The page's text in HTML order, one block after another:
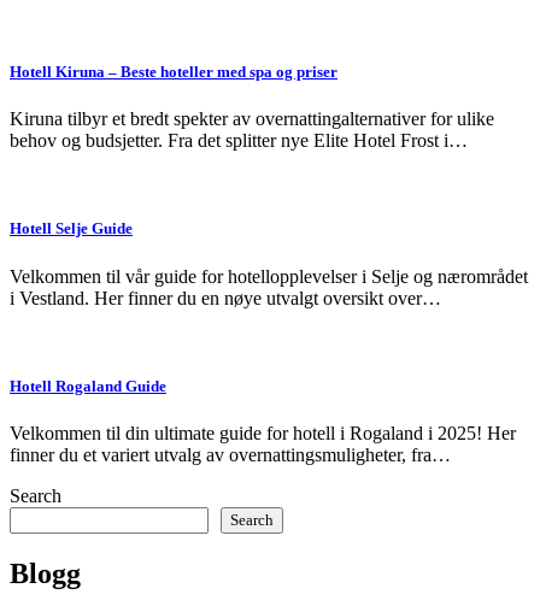
Hotell Kiruna – Beste hoteller med spa og priser
Kiruna tilbyr et bredt spekter av overnattingalternativer for ulike
behov og budsjetter. Fra det splitter nye Elite Hotel Frost i…
Hotell Selje Guide
Velkommen til vår guide for hotellopplevelser i Selje og nærområdet
i Vestland. Her finner du en nøye utvalgt oversikt over…
Hotell Rogaland Guide
Velkommen til din ultimate guide for hotell i Rogaland i 2025! Her
finner du et variert utvalg av overnattingsmuligheter, fra…
Search
Search
Blogg